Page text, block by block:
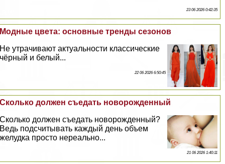
23 06 2026 0:42:35
Модные цвета: основные тренды сезонов
Не утрачивают актуальности классические
чёрный и белый...
22 06 2026 6:50:45
Сколько должен съедать новорожденный
Сколько должен съедать новорожденный?
Ведь подсчитывать каждый день объем
желудка просто нереально...
21 06 2026 1:40:11